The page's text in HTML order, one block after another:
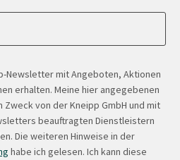
Newsletter mit Angeboten, Aktionen
erhalten. Meine hier angegebenen
von der Kneipp GmbH und mit
beauftragten Dienstleistern
Die weiteren Hinweise in der
habe ich gelesen. Ich kann diese